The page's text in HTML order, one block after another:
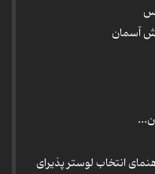
آسمان
انتخاب لوستر پذیرای